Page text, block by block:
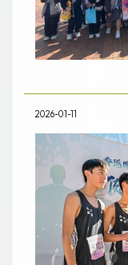
2026-01-11